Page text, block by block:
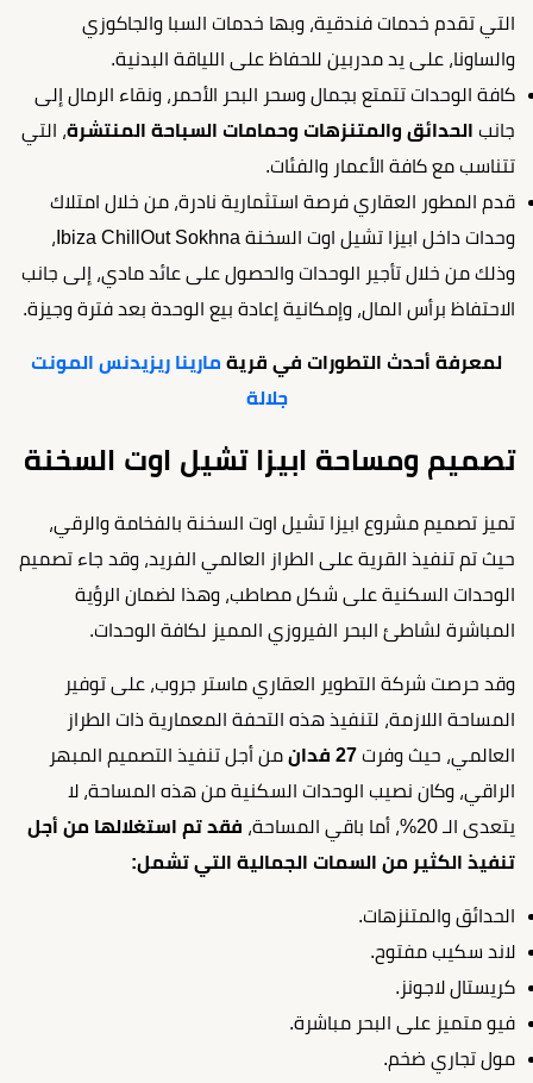
التي تقدم خدمات فندقية، وبها خدمات السبا والجاكوزي
والساونا، على يد مدربين للحفاظ على اللياقة البدنية.
كافة الوحدات تتمتع بجمال وسحر البحر الأحمر، ونقاء الرمال إلى
جانب الحدائق والمتنزهات وحمامات السباحة المنتشرة، التي
تتناسب مع كافة الأعمار والفئات.
قدم المطور العقاري فرصة استثمارية نادرة، من خلال امتلاك
وحدات داخل ابيزا تشيل اوت السخنة Ibiza ChillOut Sokhna،
وذلك من خلال تأجير الوحدات والحصول على عائد مادي، إلى جانب
الاحتفاظ برأس المال، وإمكانية إعادة بيع الوحدة بعد فترة وجيزة.
لمعرفة أحدث التطورات في قرية مارينا ريزيدنس المونت
جلالة
تصميم ومساحة ابيزا تشيل اوت السخنة
تميز تصميم مشروع ابيزا تشيل اوت السخنة بالفخامة والرقي،
حيث تم تنفيذ القرية على الطراز العالمي الفريد، وقد جاء تصميم
الوحدات السكنية على شكل مصاطب، وهذا لضمان الرؤية
المباشرة لشاطئ البحر الفيروزي المميز لكافة الوحدات.
وقد حرصت شركة التطوير العقاري ماستر جروب، على توفير
المساحة اللازمة، لتنفيذ هذه التحفة المعمارية ذات الطراز
العالمي، حيث وفرت 27 فدان
من أجل تنفيذ التصميم المبهر
الراقي، وكان نصيب الوحدات السكنية من هذه المساحة، لا
يتعدى الـ 20%، أما باقي المساحة،
فقد تم استغلالها من أجل
تنفيذ الكثير من السمات الجمالية التي تشمل:
الحدائق والمتنزهات.
لاند سكيب مفتوح.
كريستال لاجونز.
فيو متميز على البحر مباشرة.
مول تجاري ضخم.